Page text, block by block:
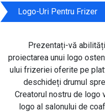
Logo-Uri Pentru Frizer
Prezentați-vă
proiectarea unui logo
ului frizeriei oferite pe
deschideți drumul
Creatorul nostru de logo
logo al salonului de